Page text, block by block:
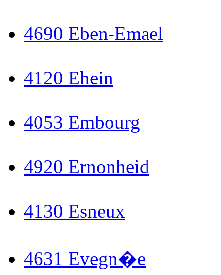
4690 Eben-Emael
4120 Ehein
4053 Embourg
4920 Ernonheid
4130 Esneux
4631 Evegn�e